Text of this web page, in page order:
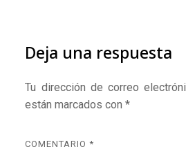
Deja una respuesta
Tu dirección de correo
están marcados con*
COMENTARIO *